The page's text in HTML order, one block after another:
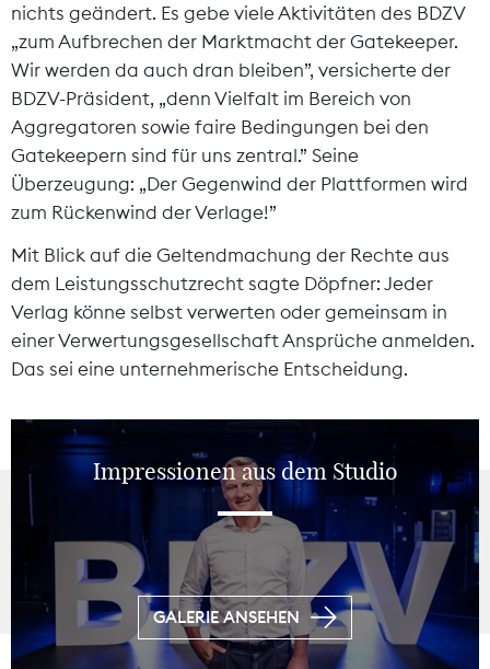
nichts geändert. Es gebe viele Aktivitäten des BDZV
„zum Aufbrechen der Marktmacht der Gatekeeper.
Wir werden da auch dran bleiben”, versicherte der
BDZV-Präsident, „denn Vielfalt im Bereich von
Aggregatoren sowie faire Bedingungen bei den
Gatekeepern sind für uns zentral.” Seine
Überzeugung: „Der Gegenwind der Plattformen wird
zum Rückenwind der Verlage!”
Mit Blick auf die Geltendmachung der Rechte aus
dem Leistungsschutzrecht sagte Döpfner: Jeder
Verlag könne selbst verwerten oder gemeinsam in
einer Verwertungsgesellschaft Ansprüche anmelden.
Das sei eine unternehmerische Entscheidung.
Impressionen aus dem Studio
GALERIE ANSEHEN